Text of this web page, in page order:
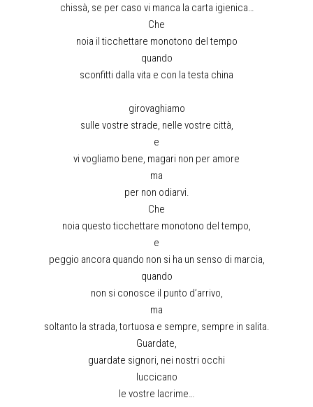
chissà, se per caso vi manca la carta igienica…
Che
noia il ticchettare monotono del tempo
quando
sconfitti dalla vita e con la testa china
girovaghiamo
sulle vostre strade, nelle vostre città,
e
vi vogliamo bene, magari non per amore
ma
per non odiarvi.
Che
noia questo ticchettare monotono del tempo,
e
peggio ancora quando non si ha un senso di marcia,
quando
non si conosce il punto d’arrivo,
ma
soltanto la strada, tortuosa e sempre, sempre in salita.
Guardate,
guardate signori, nei nostri occhi
luccicano
le vostre lacrime…